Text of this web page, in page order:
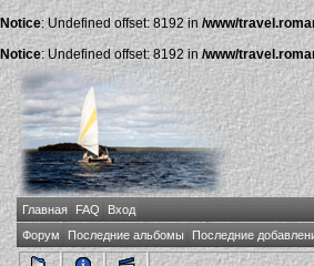
Notice: Undefined offset: 8192 in /www/
Notice: Undefined offset: 8192 in/www/
Главная FAQ
Вход
Форум
Последние альбомы Последние